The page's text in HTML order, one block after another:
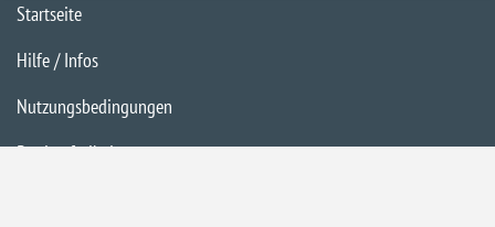
Startseite
Hilfe / Infos
Nutzungsbedingungen
Barrierefreiheit